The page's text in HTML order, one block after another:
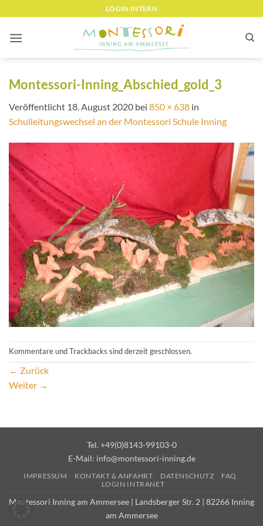
springen
LOGIN INTERN
Montessori-Inning_Abschied_gold_3
Veröffentlicht 18. August 2020 bei 850 × 638 in
Schulleitungswechsel an der Montessori Schule Inning
Kommentare und Trackbacks sind derzeit geschlossen.
← Zurück
Weiter →
Tel. +49(0)8143-99103-0
E-Mail: info@montessori-inning.de
IMPRESSUM KONTAKT & ANFAHRT DATENSCHUTZ
FAQ
LOGIN INTRANET
Montessori Inning am Ammersee | Landsberger Str. 2 | 82266 Inning
am Ammersee